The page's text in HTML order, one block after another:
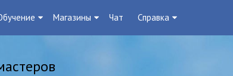
Магазины Чат Справка